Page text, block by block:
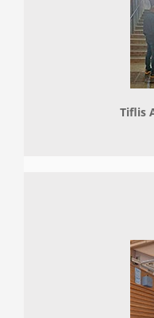
Tiflis